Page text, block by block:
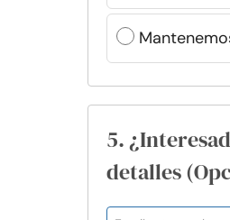
5.
detalles